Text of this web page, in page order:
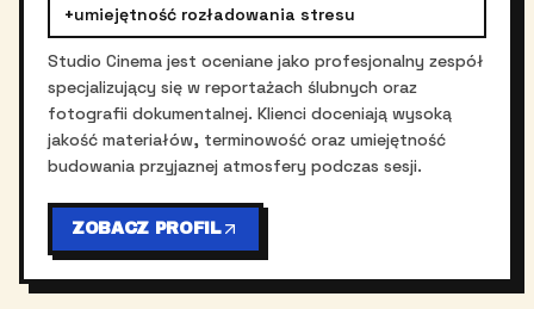
+umiejętność rozładowania stresu
Studio Cinema jest oceniane jako profesjonalny zespół
specjalizujący się w reportażach ślubnych oraz
fotografii dokumentalnej. Klienci doceniają wysoką
jakość materiałów, terminowość oraz umiejętność
budowania przyjaznej atmosfery podczas sesji.
ZOBACZ PROFIL